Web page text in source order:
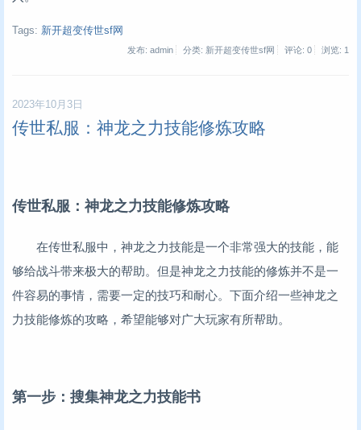
Tags: 新开超变传世sf网
发布: admin 分类: 新开超变传世sf网 评论: 0 浏览: 1
2023年10月3日
传世私服：神龙之力技能修炼攻略
传世私服：神龙之力技能修炼攻略
在传世私服中，神龙之力技能是一个非常强大的技能，能
够给战斗带来极大的帮助。但是神龙之力技能的修炼并不是一
件容易的事情，需要一定的技巧和耐心。下面介绍一些神龙之
力技能修炼的攻略，希望能够对广大玩家有所帮助。
第一步：搜集神龙之力技能书